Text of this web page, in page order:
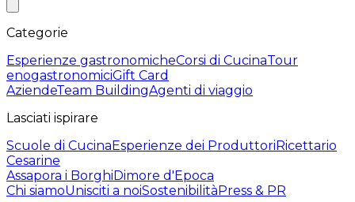
Categorie
Esperienze gastronomicheCorsi di CucinaTour
enogastronomiciGift Card
AziendeTeam BuildingAgenti di viaggio
Lasciati ispirare
Scuole di CucinaEsperienze dei ProduttoriRicettario
Cesarine
Assapora i BorghiDimore d'Epoca
Chi siamoUnisciti a noiSostenibilitàPress & PR